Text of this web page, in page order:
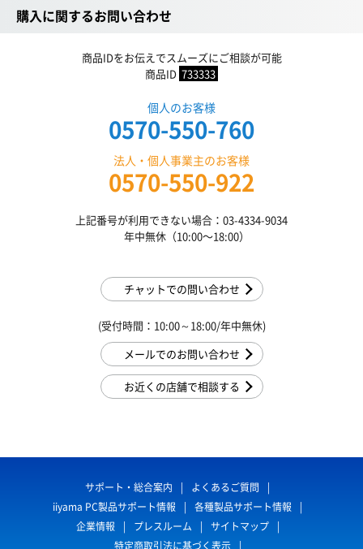
購入に関するお問い合わせ
商品IDをお伝えでスムーズにご相談が可能
商品ID 733333
個人のお客様
0570-550-760
法人・個人事業主のお客様
0570-550-922
上記番号が利用できない場合：03-4334-9034
年中無休（10:00〜18:00）
チャットでの問い合わせ
(受付時間：10:00～18:00/年中無休)
メールでのお問い合わせ
お近くの店舗で相談する
サポート・総合案内
よくあるご質問
iiyama PC製品サポート情報
各種製品サポート情報
企業情報
プレスルーム
サイトマップ
特定商取引法に基づく表示